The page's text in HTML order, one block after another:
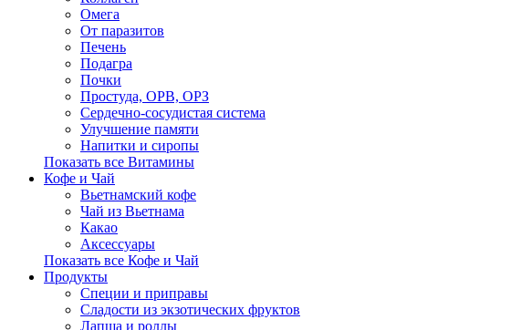
Омега
От паразитов
Печень
Подагра
Почки
Простуда, ОРВ, ОРЗ
Сердечно-сосудистая система
Улучшение памяти
Напитки и сиропы
Показать все Витамины
Кофе и Чай
Вьетнамский кофе
Чай из Вьетнама
Какао
Аксессуары
Показать все Кофе и Чай
Продукты
Cпеции и приправы
Сладости из экзотических фруктов
Лапша и роллы